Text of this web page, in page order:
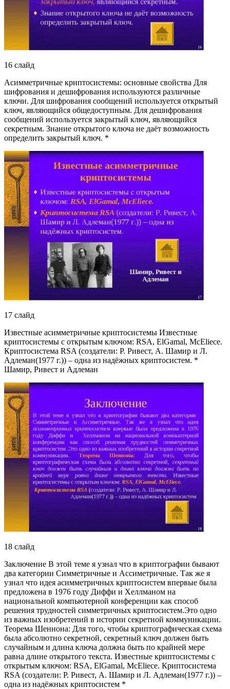
16 слайд
Асимметричные криптосистемы: основные свойства Для
шифрования и дешифрования используются различные
ключи. Для шифрования сообщений используется открытый
ключ, являющийся общедоступным. Для дешифрования
сообщений используется закрытый ключ, являющийся
секретным. Знание открытого ключа не даёт возможность
определить закрытый ключ. *
17 слайд
Известные асимметричные криптосистемы Известные
криптосистемы с открытым ключом: RSA, ElGamal, McEliece.
Криптосистема RSA (создатели: Р. Ривест, А. Шамир и Л.
Адлеман(1977 г.)) – одна из надёжных криптосистем. *
Шамир, Ривест и Адлеман
18 слайд
Заключение В этой теме я узнал что в криптографии бывают
два категории Симметричные и Ассиметричные. Так же я
узнал что идея асимметричных криптосистем впервые была
предложена в 1976 году Диффи и Хеллманом на
национальной компьютерной конференции как способ
решения трудностей симметричных криптосистем.Это одно
из важных изобретений в истории секретной коммуникации.
Теорема Шеннона: Для того, чтобы криптографическая схема
была абсолютно секретной, секретный ключ должен быть
случайным и длина ключа должна быть по крайней мере
равна длине открытого текста. Известные криптосистемы с
открытым ключом: RSA, ElGamal, McEliece. Криптосистема
RSA (создатели: Р. Ривест, А. Шамир и Л. Адлеман(1977 г.)) –
одна из надёжных криптосистем *